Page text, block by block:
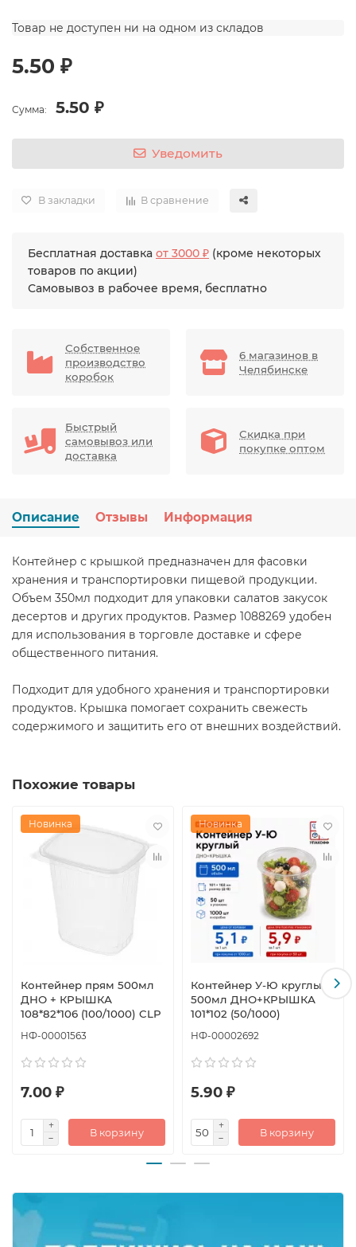
Товар не доступен ни на одном из складов
5.50 ₽
Сумма: 5.50 ₽
Уведомить
В закладки В сравнение
Бесплатная доставка от 3000 ₽ (кроме некоторых
товаров по акции)
Самовывоз в рабочее время, бесплатно
Собственное
производство
коробок
6 магазинов в
Челябинске
Быстрый
самовывоз или
доставка
Скидка при
покупке оптом
Описание Отзывы Информация
Контейнер с крышкой предназначен для фасовки
хранения и транспортировки пищевой продукции.
Объем 350мл подходит для упаковки салатов закусок
десертов и других продуктов. Размер 1088269 удобен
для использования в торговле доставке и сфере
общественного питания.
Подходит для удобного хранения и транспортировки
продуктов. Крышка помогает сохранить свежесть
содержимого и защитить его от внешних воздействий.
Похожие товары
Новинка
Контейнер прям 500мл
ДНО + КРЫШКА
108*82*106 (100/1000) CLP
НФ-00001563
7.00 ₽
В корзину
Новинка
Контейнер У-Ю круглый
500мл ДНО+КРЫШКА
101*102 (50/1000)
НФ-00002692
5.90 ₽
В корзину